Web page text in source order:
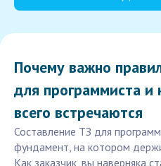
Почему важно
для программиста
всего встречаются
Составление ТЗ для
фундамент, на котором
Как заказчик, вы наверняка